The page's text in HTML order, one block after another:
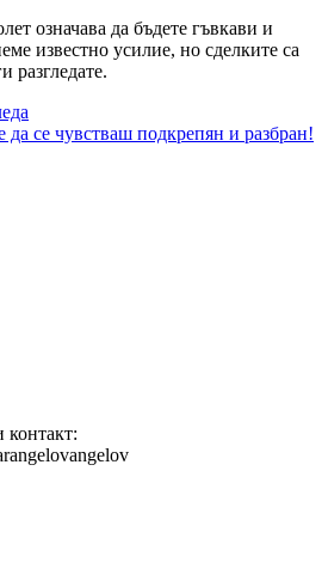
означава да бъдете гъвкави и
известно усилие, но сделките са
разгледате.
се чувстваш подкрепян и разбран!